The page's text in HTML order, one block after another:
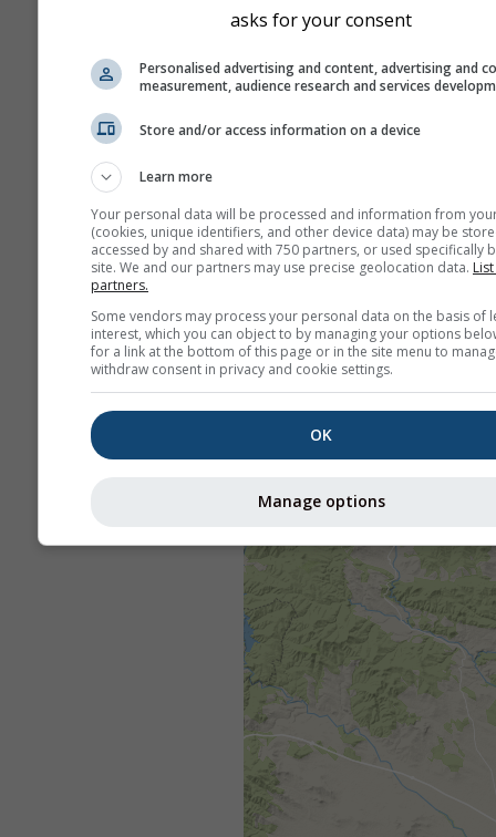
asks for your consent
Personalised advertising and content, advertising and
measurement, audience research and services
Store and/or access information on a device
Learn more
Your personal data will be processed and information from
(cookies, unique identifiers, and other device data) may be
accessed by and shared with 750 partners, or used specifically
site. We and our partners may use precise geolocation data.
partners.
Some vendors may process your personal data on the basis of
interest, which you can object to by managing your options
for a link at the bottom of this page or in the site menu to
withdraw consent in privacy and cookie settings.
OK
Manage options